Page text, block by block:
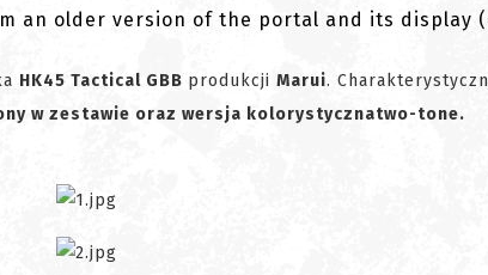
an older version of the portal and its display
HK45 Tactical GBB produkcji Marui.
w zestawie oraz wersja kolorystycznatwo-tone.